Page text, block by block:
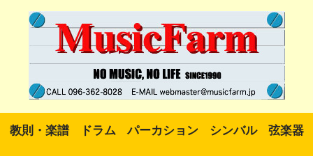
教則・楽譜 ドラム パーカション シンバル 弦楽器